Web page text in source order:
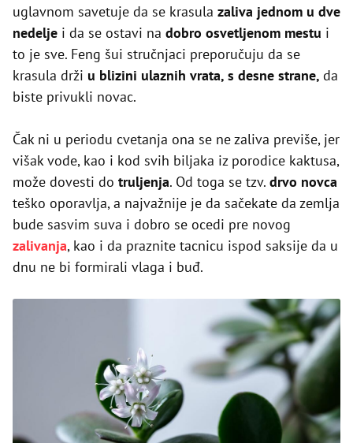
uglavnom savetuje da se krasula zaliva jednom u dve
nedelje i da se ostavi na dobro osvetljenom mestu i
to je sve. Feng šui stručnjaci preporučuju da se
krasula drži u blizini ulaznih vrata, s desne strane, da
biste privukli novac.
Čak ni u periodu cvetanja ona se ne zaliva previše, jer
višak vode, kao i kod svih biljaka iz porodice kaktusa,
može dovesti do truljenja. Od toga se tzv. drvo novca
teško oporavlja, a najvažnije je da sačekate da zemlja
bude sasvim suva i dobro se ocedi pre novog
zalivanja, kao i da praznite tacnicu ispod saksije da u
dnu ne bi formirali vlaga i buđ.